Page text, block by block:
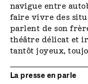
navigue entre
faire vivre des
parlent de son
théâtre délicat et
tantôt joyeux,
La presse en parle